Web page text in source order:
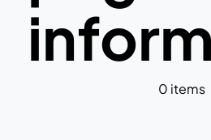
News
0 items